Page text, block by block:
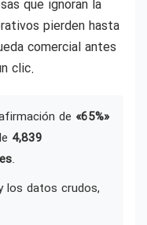
que ignoran la
pierden hasta
comercial antes
clic.
de «65%»
4,839
.
los datos crudos,